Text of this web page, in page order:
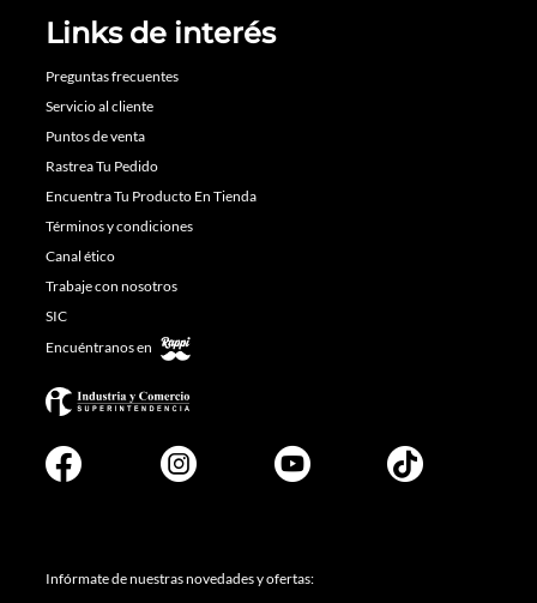
Links de interés
Preguntas frecuentes
Servicio al cliente
Puntos de venta
Rastrea Tu Pedido
Encuentra Tu Producto En Tienda
Términos y condiciones
Canal ético
Trabaje con nosotros
SIC
Encuéntranos en
Infórmate de nuestras novedades y ofertas: